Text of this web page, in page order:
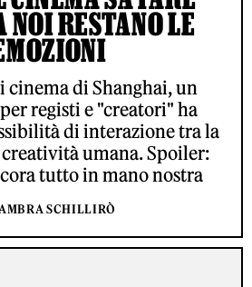
NOI RESTANO LE
cinema di Shanghai, un
registi e "creatori" ha
di interazione tra la
umana. Spoiler:
tutto in mano nostra
SCHILLIRÒ